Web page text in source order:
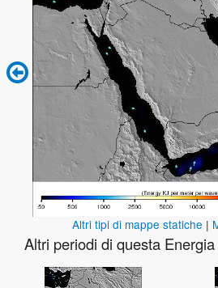
Altri tipi di mappe statiche |
Altri periodi di questa